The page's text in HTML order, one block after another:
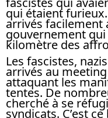
qui étaient
arrivés facilement
gouvernement
kilomètre des
Les fascistes,
arrivés au
attaquant les
tentes. De
cherché à se
syndicats. C’est